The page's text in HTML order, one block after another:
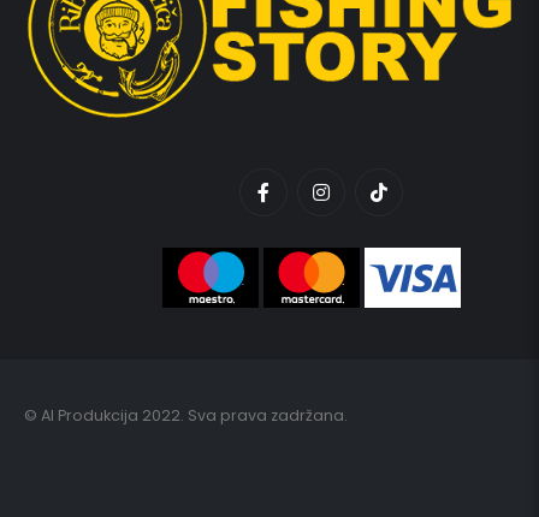
© AI Produkcija 2022. Sva prava zadržana.